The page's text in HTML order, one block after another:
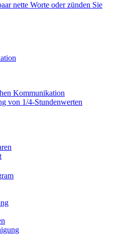
nette Worte oder zünden Sie
Kommunikation
von 1/4-Stundenwerten